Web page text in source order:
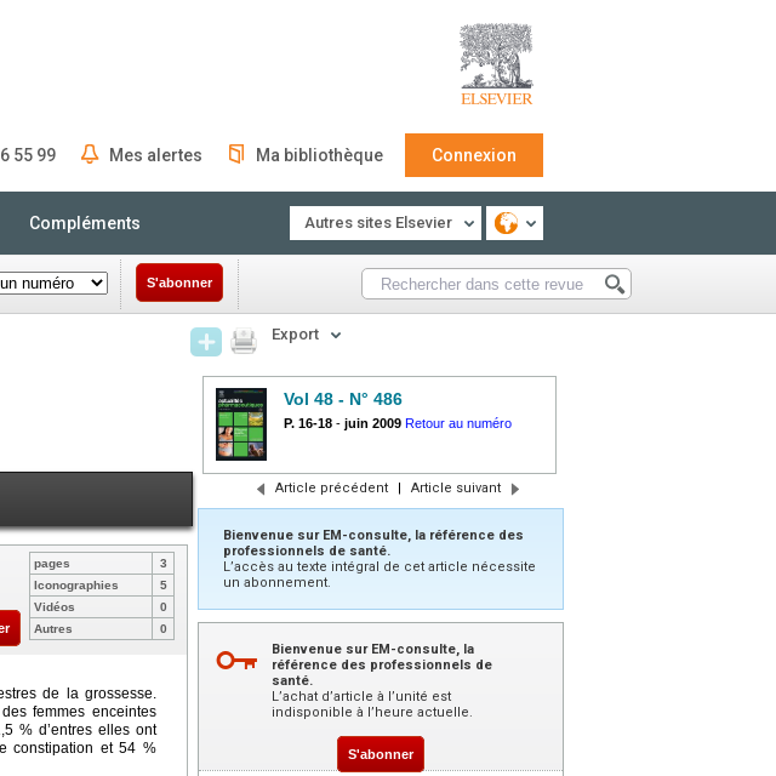
55 99 Mes alertes Ma bibliothèque Connexion
Compléments Autres sites Elsevier
S'abonner
pages
3
Iconographies
5
Vidéos
0
Autres
0
de la grossesse.
femmes enceintes
% d’entres elles ont
constipation et 54 %
Export
Vol 48 - N° 486
P. 16-18 - juin 2009 Retour au numéro
Article précédent | Article suivant
Bienvenue sur EM-consulte, la référence des
professionnels de santé.
L’accès au texte intégral de cet article nécessite
un abonnement.
Bienvenue sur EM-consulte, la
référence des professionnels de
santé.
L’achat d’article à l’unité est
indisponible à l’heure actuelle.
S'abonner